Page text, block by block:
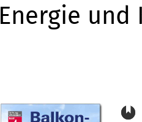
Energie und